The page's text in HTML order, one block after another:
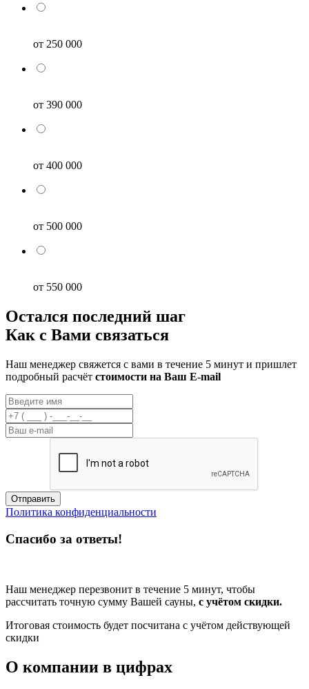
от 250 000
от 390 000
от 400 000
от 500 000
от 550 000
Остался последний шаг
Как с Вами связаться
Наш менеджер свяжется с вами в течение 5 минут и пришлет
подробный расчёт стоимости на Ваш E-mail
Отправить
Политика конфиденциальности
Спасибо за ответы!
Наш менеджер перезвонит в течение 5 минут, чтобы
рассчитать точную сумму Вашей сауны, с учётом скидки.
Итоговая стоимость будет посчитана с учётом действующей
скидки
О компании в цифрах